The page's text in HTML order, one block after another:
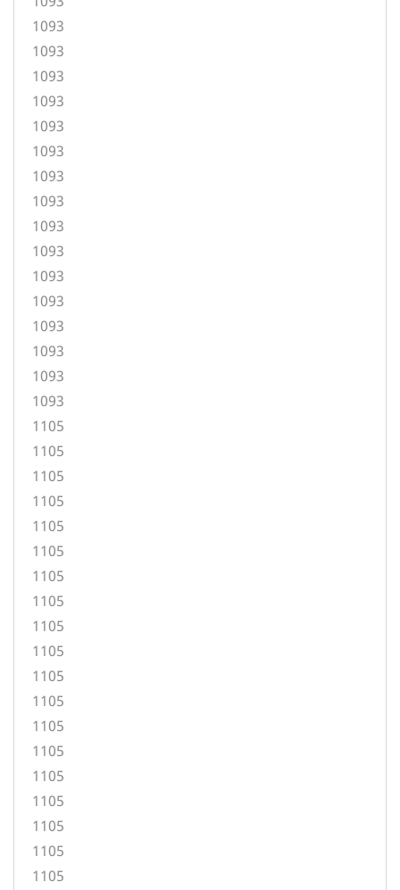
1093
1093
1093
1093
1093
1093
1093
1093
1093
1093
1093
1093
1093
1093
1093
1093
1105
1105
1105
1105
1105
1105
1105
1105
1105
1105
1105
1105
1105
1105
1105
1105
1105
1105
1105